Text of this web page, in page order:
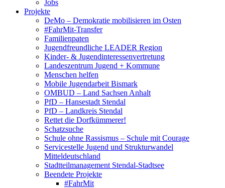
Jobs
Projekte
DeMo – Demokratie mobilisieren im Osten
#FahrMit-Transfer
Familienpaten
Jugendfreundliche LEADER Region
Kinder- & Jugendinteressenvertretung
Landeszentrum Jugend + Kommune
Menschen helfen
Mobile Jugendarbeit Bismark
OMBUD – Land Sachsen Anhalt
PfD – Hansestadt Stendal
PfD – Landkreis Stendal
Rettet die Dorfkümmerer!
Schatzsuche
Schule ohne Rassismus – Schule mit Courage
Servicestelle Jugend und Strukturwandel
Mitteldeutschland
Stadtteilmanagement Stendal-Stadtsee
Beendete Projekte
#FahrMit